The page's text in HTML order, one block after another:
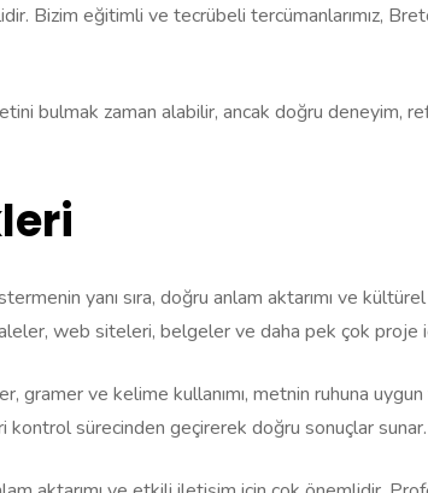
Bizim eğitimli ve tecrübeli tercümanlarımız,
bulmak zaman alabilir, ancak doğru deneyim,
yanı sıra, doğru anlam aktarımı ve kültürel
web siteleri, belgeler ve daha pek çok proje
gramer ve kelime kullanımı, metnin ruhuna
sürecinden geçirerek doğru sonuçlar sunar.